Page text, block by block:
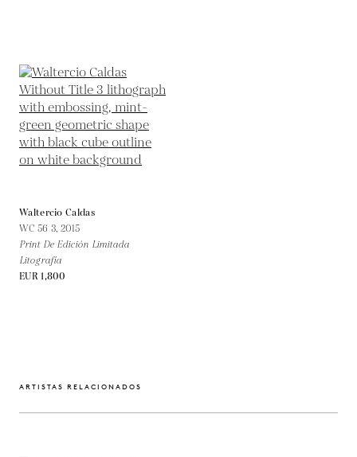
Waltercio Caldas
WC 56 3, 2015
Print De Edición Limitada
Litografía
EUR 1,800
ARTISTAS RELACIONADOS